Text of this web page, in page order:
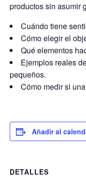
productos sin asumir
Cuándo tiene
Cómo elegir el
Qué elementos
Ejemplos reales
pequeños.
Cómo medir si
Añadir al
DETALLES